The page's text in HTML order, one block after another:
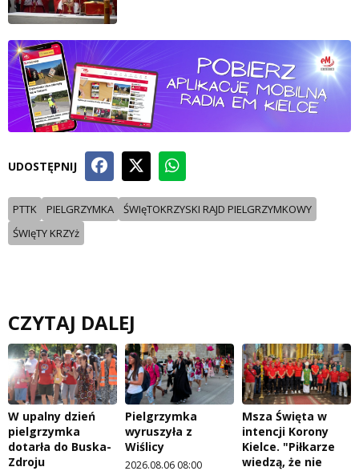
UDOSTĘPNIJ
PTTK PIELGRZYMKA
ŚWIęTOKRZYSKI RAJD PIELGRZYMKOWY
ŚWIęTY KRZYż
CZYTAJ DALEJ
W upalny dzień
pielgrzymka
dotarła do Buska-
Zdroju
Pielgrzymka
wyruszyła z
Wiślicy
2026.08.06 08:00
Msza Święta w
intencji Korony
Kielce. "Piłkarze
wiedzą, że nie